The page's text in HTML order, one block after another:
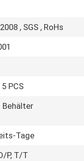
, SGS , RoHs
PCS
Behälter
Tage
P, T/T